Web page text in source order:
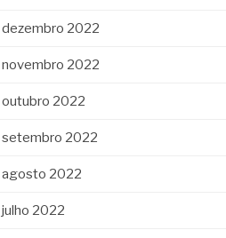
dezembro 2022
novembro 2022
outubro 2022
setembro 2022
agosto 2022
julho 2022